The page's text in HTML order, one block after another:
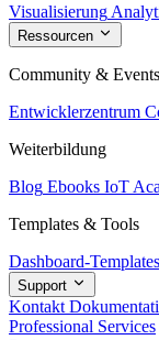
Visualisierung
Ressourcen
Community & Events
Entwicklerzentrum
Weiterbildung
Blog Ebooks IoT
Templates & Tools
Dashboard-Templates
Support
Kontakt
Professional Services